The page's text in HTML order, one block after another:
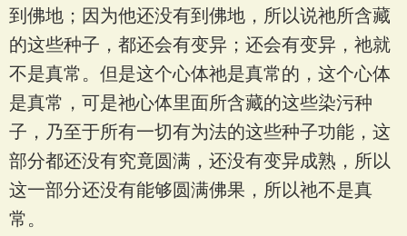
到佛地；因为他还没有到佛地，所以说祂所含藏
的这些种子，都还会有变异；还会有变异，祂就
不是真常。但是这个心体祂是真常的，这个心体
是真常，可是祂心体里面所含藏的这些染污种
子，乃至于所有一切有为法的这些种子功能，这
部分都还没有究竟圆满，还没有变异成熟，所以
这一部分还没有能够圆满佛果，所以祂不是真
常。